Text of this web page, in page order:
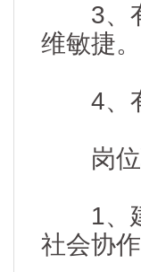
3、有
维敏捷。
4、有
岗位
1、建
社会协作